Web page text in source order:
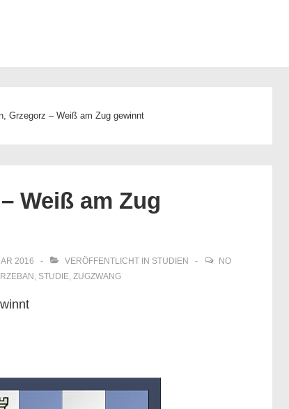
Grzegorz – Weiß am Zug gewinnt
Weiß am Zug
2016 VERÖFFENTLICHT IN STUDIEN
NO
, STUDIE, ZUGZWANG